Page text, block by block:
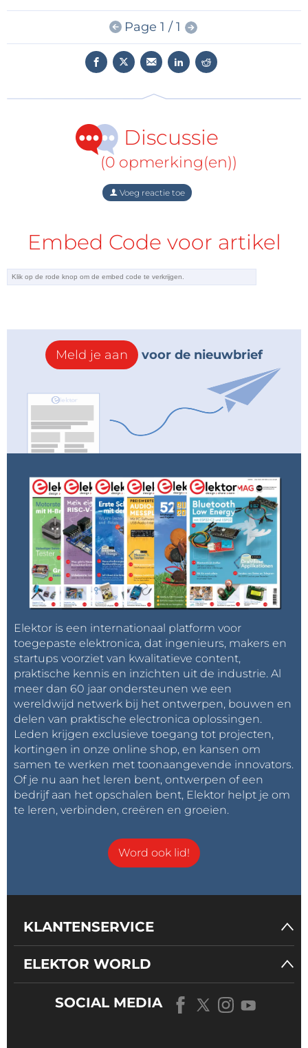
T: +31-(0)10- 26 40 270
F: +31-(0)10- 26 40 275
info@elincom.nl
newsroom
Page 1 / 1
Discussie
(0 opmerking(en))
Voeg reactie toe
Embed Code voor artikel
Meld je aan voor de nieuwbrief
Elektor is een internationaal platform voor
toegepaste elektronica, dat ingenieurs, makers en
startups voorziet van kwalitatieve content,
praktische kennis en inzichten uit de industrie. Al
meer dan 60 jaar ondersteunen we een
wereldwijd netwerk bij het ontwerpen, bouwen en
delen van praktische electronica oplossingen.
Leden krijgen exclusieve toegang tot projecten,
kortingen in onze online shop, en kansen om
samen te werken met toonaangevende innovators.
Of je nu aan het leren bent, ontwerpen of een
bedrijf aan het opschalen bent, Elektor helpt je om
te leren, verbinden, creëren en groeien.
Word ook lid!
KLANTENSERVICE
ELEKTOR WORLD
SOCIAL MEDIA